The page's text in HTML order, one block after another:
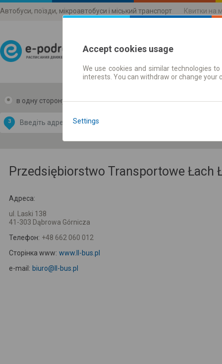
Автобуси, поїзди, мікроавтобуси і міський транспорт Квитки на
Розклади руху
в одну сторону в дві сторони
З
by
OpenStreetMap
Przedsiębiorstwo Transportowe Łach
Адреса:
ul. Laski 138
41-303 Dąbrowa Górnicza
Телефон: +48 662 060 012
Сторінка www: www.ll-bus.pl
e-mail: biuro@ll-bus.pl
Accept cookies usage
We use cookies and similar technologies
interests. You can withdraw or change
Settings